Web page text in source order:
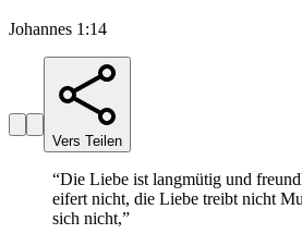
Johannes 1:14
Vers Teilen
“Die Liebe ist langmütig und
eifert nicht, die Liebe treibt nicht
sich nicht,”